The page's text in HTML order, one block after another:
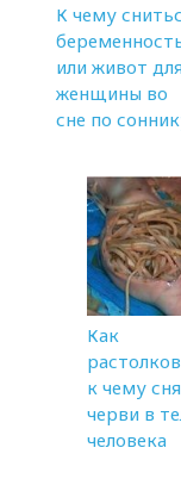
К чему
или живот для
женщины во
сне по
Как
к чему
черви в
человека